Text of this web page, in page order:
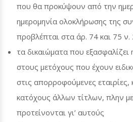
που θα προκύψουν από την
ημερομηνία ολοκλήρωσης της
προβλέπται στα άρ. 74 και 75
τα δικαιώματα που
στους μετόχους που έχουν
στις απορροφούμενες εταιρίες,
κατόχους άλλων τίτλων, πλην
προτείνονται γι’ αυτούς